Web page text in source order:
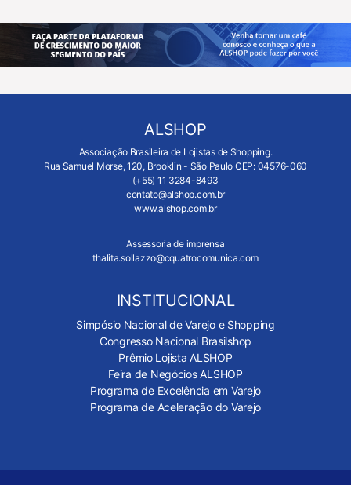
ALSHOP
Associação Brasileira de Lojistas de Shopping.
Rua Samuel Morse, 120, Brooklin - São Paulo CEP: 04576-060
(+55) 11 3284-8493
contato@alshop.com.br
www.alshop.com.br
Assessoria de imprensa
thalita.sollazzo@cquatrocomunica.com
INSTITUCIONAL
Simpósio Nacional de Varejo e Shopping
Congresso Nacional Brasilshop
Prêmio Lojista ALSHOP
Feira de Negócios ALSHOP
Programa de Excelência em Varejo
Programa de Aceleração do Varejo